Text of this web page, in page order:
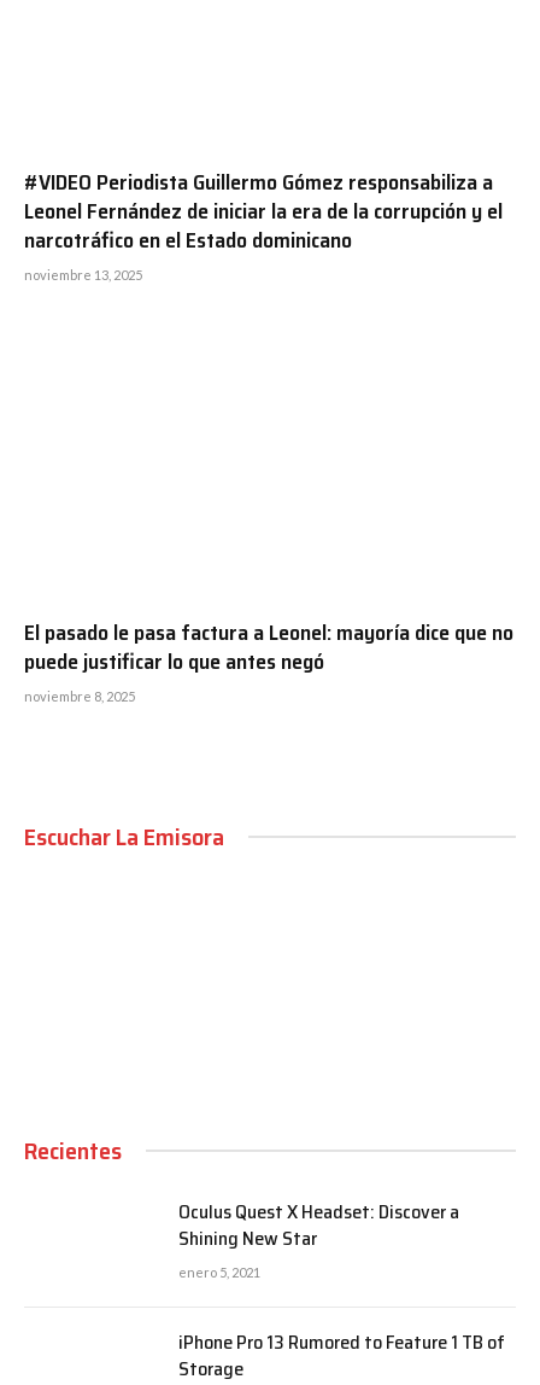
#VIDEO Periodista Guillermo Gómez responsabiliza a
Leonel Fernández de iniciar la era de la corrupción y el
narcotráfico en el Estado dominicano
noviembre 13, 2025
El pasado le pasa factura a Leonel: mayoría dice que no
puede justificar lo que antes negó
noviembre 8, 2025
Escuchar La Emisora
Recientes
Oculus Quest X Headset: Discover a
Shining New Star
enero 5, 2021
iPhone Pro 13 Rumored to Feature 1 TB of
Storage